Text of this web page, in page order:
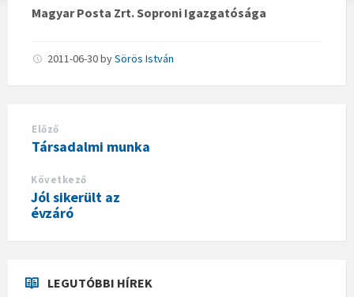
Magyar Posta Zrt. Soproni Igazgatósága
2011-06-30bySörös István
Előző
Társadalmi munka
Következő
Jól sikerült az
évzáró
LEGUTÓBBI HÍREK